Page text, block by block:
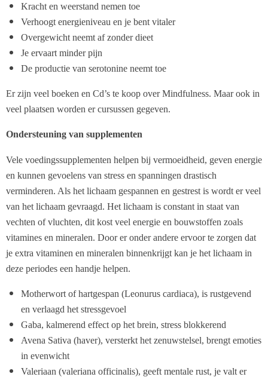
Kracht en weerstand nemen toe
Verhoogt energieniveau en je bent vitaler
Overgewicht neemt af zonder dieet
Je ervaart minder pijn
De productie van serotonine neemt toe
Er zijn veel boeken en Cd’s te koop over Mindfulness. Maar ook in
veel plaatsen worden er cursussen gegeven.
Ondersteuning van supplementen
Vele voedingssupplementen helpen bij vermoeidheid, geven energie
en kunnen gevoelens van stress en spanningen drastisch
verminderen. Als het lichaam gespannen en gestrest is wordt er veel
van het lichaam gevraagd. Het lichaam is constant in staat van
vechten of vluchten, dit kost veel energie en bouwstoffen zoals
vitamines en mineralen. Door er onder andere ervoor te zorgen dat
je extra vitaminen en mineralen binnenkrijgt kan je het lichaam in
deze periodes een handje helpen.
Motherwort of hartgespan (Leonurus cardiaca), is rustgevend
en verlaagd het stressgevoel
Gaba, kalmerend effect op het brein, stress blokkerend
Avena Sativa (haver), versterkt het zenuwstelsel, brengt emoties
in evenwicht
Valeriaan (valeriana officinalis), geeft mentale rust, je valt er